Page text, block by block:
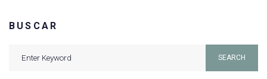
BUSCAR
SEARCH